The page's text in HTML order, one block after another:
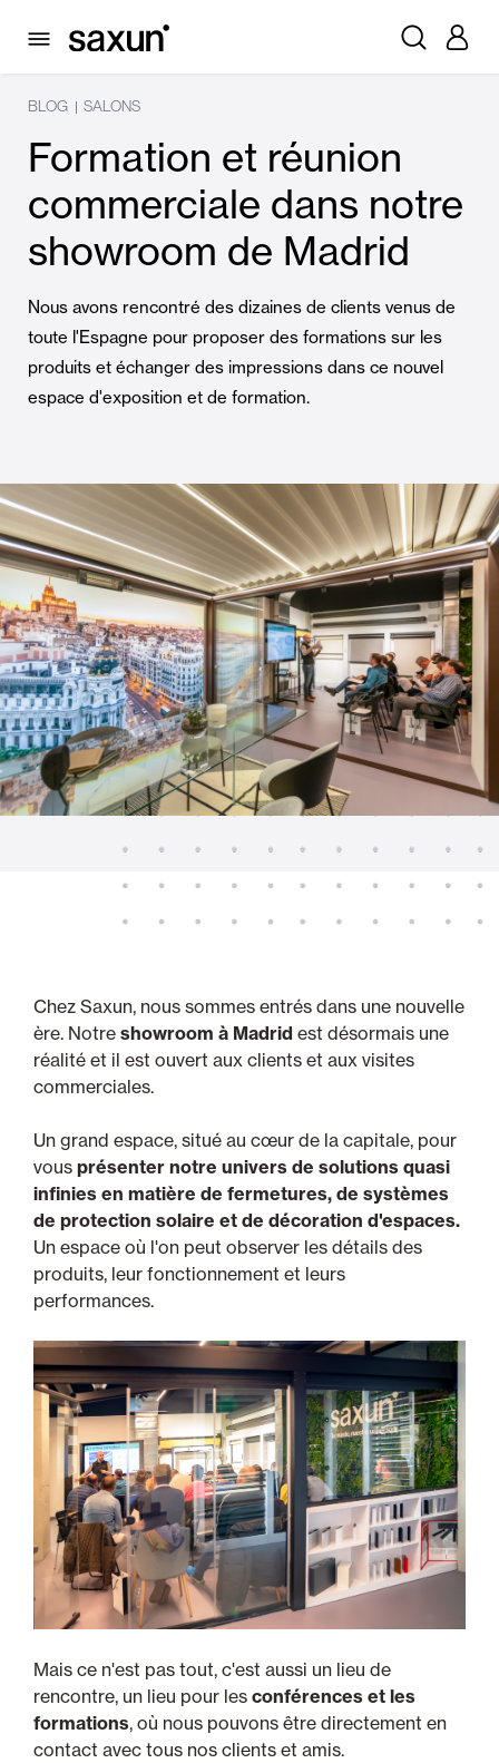
BLOG | SALONS
Formation et réunion
commerciale dans notre
showroom de Madrid
Nous avons rencontré des dizaines de clients venus de
toute l'Espagne pour proposer des formations sur les
produits et échanger des impressions dans ce nouvel
espace d'exposition et de formation.
Chez Saxun, nous sommes entrés dans une nouvelle
ère. Notre showroom à Madrid est désormais une
réalité et il est ouvert aux clients et aux visites
commerciales.
Un grand espace, situé au cœur de la capitale, pour
vous présenter notre univers de solutions quasi
infinies en matière de fermetures, de systèmes
de protection solaire et de décoration d'espaces.
Un espace où l'on peut observer les détails des
produits, leur fonctionnement et leurs
performances.
Mais ce n'est pas tout, c'est aussi un lieu de
rencontre, un lieu pour les conférences et les
formations, où nous pouvons être directement en
contact avec tous nos clients et amis.